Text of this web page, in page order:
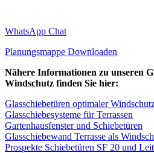
WhatsApp Chat
Planungsmappe Downloaden
Nähere Informationen zu unseren
Windschutz finden Sie hier:
Glasschiebetüren optimaler
Glasschiebesysteme für Terrassen
Gartenhausfenster und Schiebetüren
Glasschiebewand Terrasse als
Prospekte Schiebetüren SF 20 und